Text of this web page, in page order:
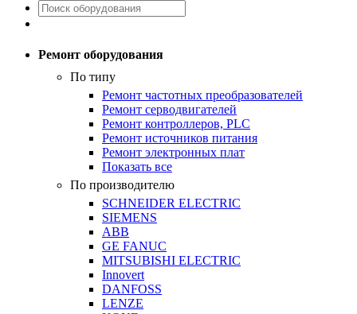
Ремонт оборудования
По типу
Ремонт частотных преобразователей
Ремонт серводвигателей
Ремонт контроллеров, PLC
Ремонт источников питания
Ремонт электронных плат
Показать все
По производителю
SCHNEIDER ELECTRIC
SIEMENS
ABB
GE FANUC
MITSUBISHI ELECTRIC
Innovert
DANFOSS
LENZE